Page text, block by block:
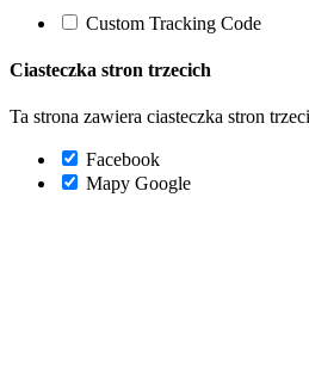
Custom Tracking Code
Ciasteczka stron trzecich
Ta strona zawiera ciasteczka stron
Facebook
Mapy Google